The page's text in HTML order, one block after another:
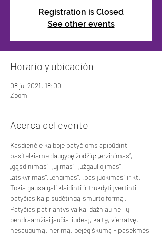
Registration is Closed
See other events
Horario y ubicación
08 jul 2021, 18:00
Zoom
Acerca del evento
Kasdienėje kalboje patyčioms apibūdinti
pasitelkiame daugybę žodžių: „erzinimas“,
„gąsdinimas“, „ujimas“, „užgauliojimas“,
„atskyrimas“, „engimas“, „pasijuokimas“ ir kt.
Tokia gausa gali klaidinti ir trukdyti įvertinti
patyčias kaip sudėtingą smurto formą.
Patyčias patiriantys vaikai dažniau nei jų
bendraamžiai jaučia liūdesį, kaltę, vienatvę,
nesaugumą, nerimą, bejėgiškumą - pasekmės